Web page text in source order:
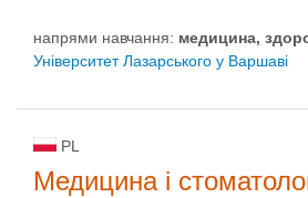
напрями навчання: медицина,
Університет Лазарського у Варшаві
PL
Медицина і